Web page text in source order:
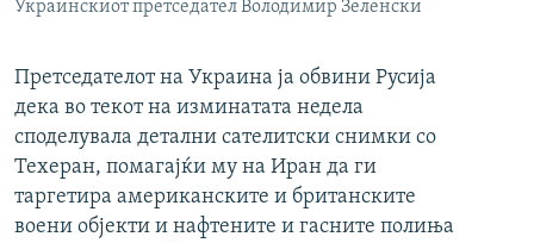
Украинскиот претседател Володимир Зеленски
Претседателот на Украина ја обвини Русија
дека во текот на изминатата недела
споделувала детални сателитски снимки со
Техеран, помагајќи му на Иран да ги
таргетира американските и британските
воени објекти и нафтените и гасните полиња